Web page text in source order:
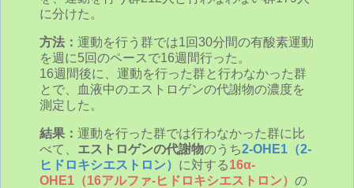
に分けた。
方法： 運動を行う群では1回30分間の有酸素運動
を週に5回のペースで16週間行った。
16週間後に、運動を行った群と行わなかった群
とで、血液中のエストロゲンの代謝物の濃度を
測定した。
結果： 運動を行った群では行わなかった群に比
べて、 エストロゲンの代謝物のうち2-OHE1（2-
ヒドロキシエストロン） に対する16α-
OHE1（16アルファ-ヒドロキシエストロン） の